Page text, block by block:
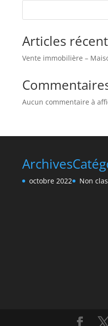
Articles
Vente immobilière –
Aucun commentaire à
Archives
octobre 2022 Non